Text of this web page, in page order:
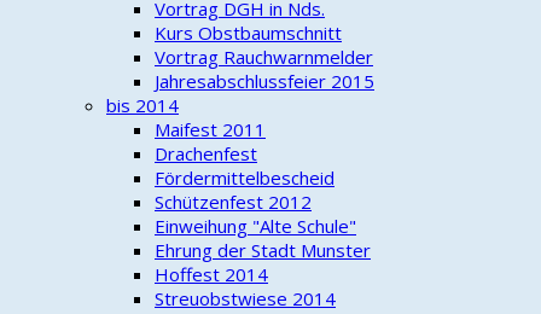
Vortrag DGH in Nds.
Kurs Obstbaumschnitt
Vortrag Rauchwarnmelder
Jahresabschlussfeier 2015
bis 2014
Maifest 2011
Drachenfest
Fördermittelbescheid
Schützenfest 2012
Einweihung "Alte Schule"
Ehrung der Stadt Munster
Hoffest 2014
Streuobstwiese 2014